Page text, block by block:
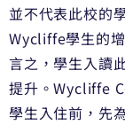
並不代表此校的
Wycliffe學生的
言之，學生入讀
提升。Wycliffe
學生入住前，先